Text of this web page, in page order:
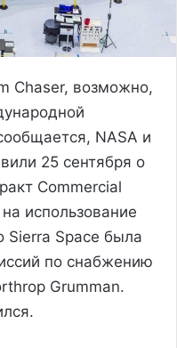
Chaser, возможно,
NASA и
25 сентября о
Commercial
использование
Sierra Space была
по снабжению
Grumman.